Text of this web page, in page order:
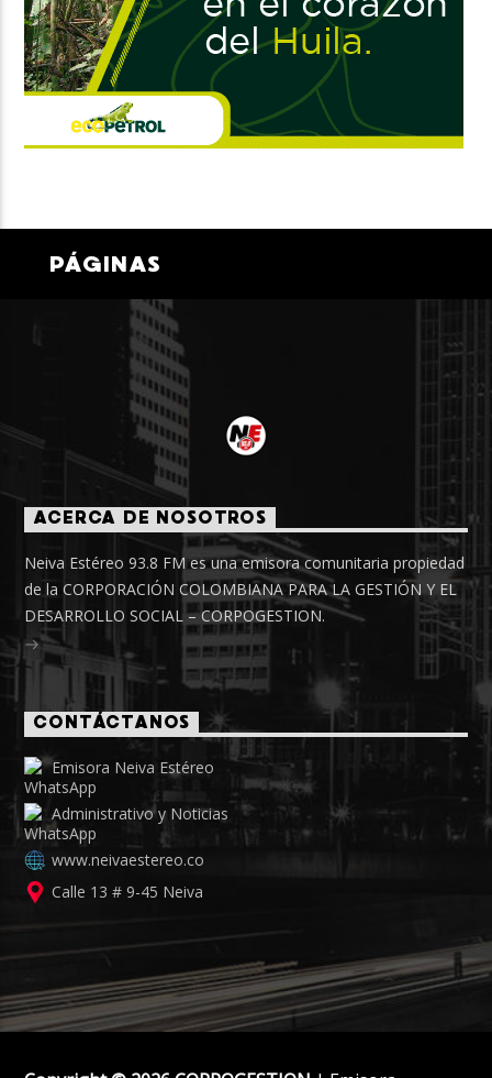
PÁGINAS
ACERCA DE NOSOTROS
Neiva Estéreo 93.8 FM es una emisora comunitaria propiedad
de la CORPORACIÓN COLOMBIANA PARA LA GESTIÓN Y EL
DESARROLLO SOCIAL – CORPOGESTION.
CONTÁCTANOS
Emisora Neiva Estéreo
Administrativo y Noticias
www.neivaestereo.co
Calle 13 # 9-45 Neiva